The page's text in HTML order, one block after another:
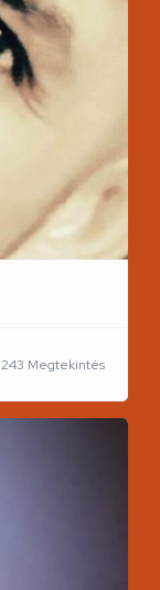
243 Megtekintés